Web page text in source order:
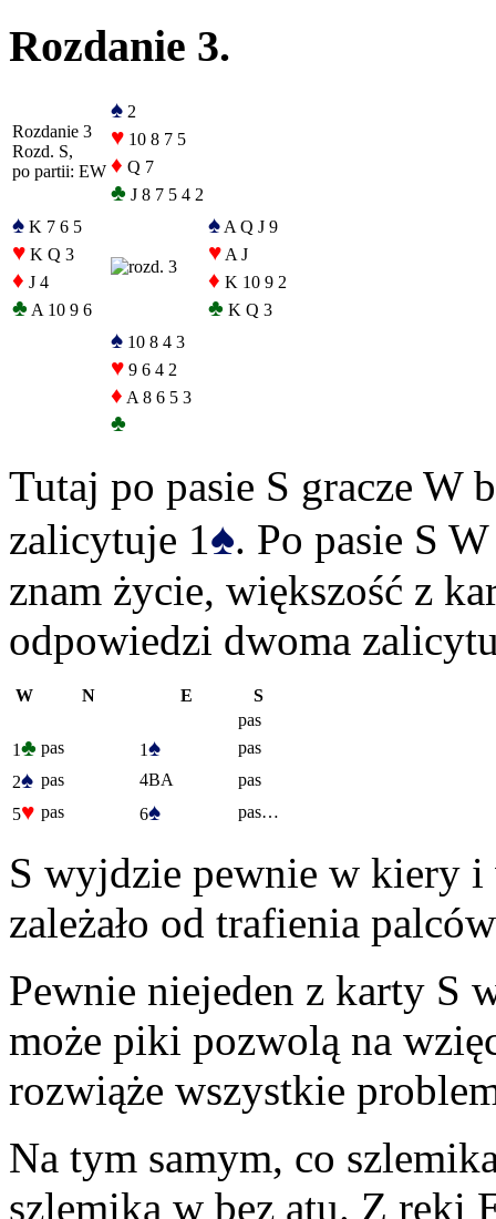
Rozdanie 3.
Rozdanie 3
Rozd. S,
po partii: EW
♠ 2
♥ 10 8 7 5
♦ Q 7
♣ J 8 7 5 4 2
♠ K 7 6 5
♥ K Q 3
♦ J 4
♣ A 10 9 6
♠ A Q J 9
♥ A J
♦ K 10 9 2
♣ K Q 3
♠ 10 8 4 3
♥ 9 6 4 2
♦ A 8 6 5 3
♣
Tutaj po pasie S gracze W
zalicytuje 1 ♠. Po pasie S
znam życie, większość z
odpowiedzi dwoma
W N E
S
pas
1♣ pas 1♠
pas
2♠ pas 4BA
pas
5♥ pas 6♠ pas…
S wyjdzie pewnie w kiery
zależało od trafienia
Pewnie niejeden z karty S
może piki pozwolą na
rozwiąże wszystkie
Na tym samym, co
szlemika w bez atu. Z ręki